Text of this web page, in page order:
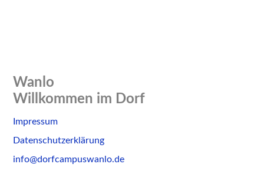
Wanlo
Willkommen im Dorf
Skip
to
Impressum
Datenschutzerklärung
info@dorfcampuswanlo.de